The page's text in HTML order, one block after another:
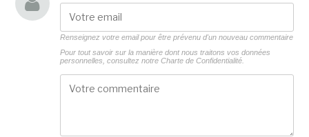
Renseignez votre email pour être prévenu d'un nouveau commentaire
Pour tout savoir sur la manière dont nous traitons vos données
personnelles, consultez notre Charte de Confidentialité.